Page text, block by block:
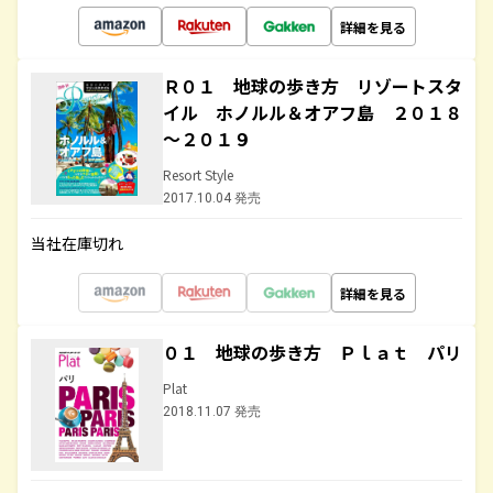
詳細を見る
Ｒ０１ 地球の歩き方 リゾートスタ
イル ホノルル＆オアフ島 ２０１８
～２０１９
Resort Style
2017.10.04 発売
当社在庫切れ
詳細を見る
０１ 地球の歩き方 Ｐｌａｔ パリ
Plat
2018.11.07 発売